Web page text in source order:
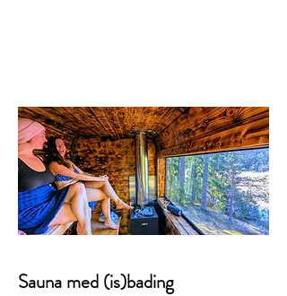
Sauna med (is)bading